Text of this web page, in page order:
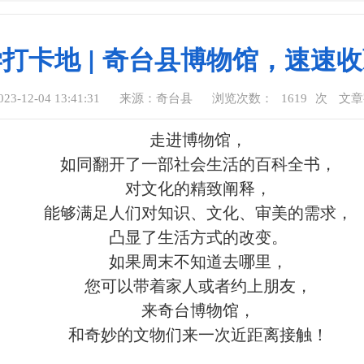
卡地 | 奇台县博物馆，速速
12-04 13:41:31 来源：奇台县 浏览次数： 1619 次 文
走进博物馆，
如同翻开了一部社会生活的百科全书，
对文化的精致阐释，
能够满足人们对知识、文化、审美的需求，
凸显了生活方式的改变。
如果周末不知道去哪里，
您可以带着家人或者约上朋友，
来奇台博物馆，
和奇妙的文物们来一次近距离接触！